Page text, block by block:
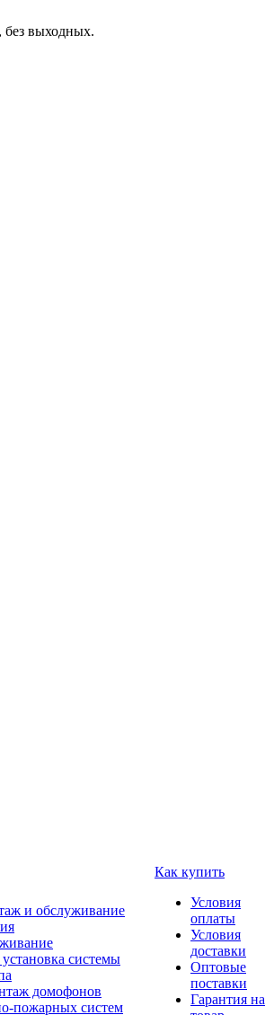
без выходных.
и обслуживание
системы
домофонов
пожарных систем
Как купить
Условия
оплаты
Условия
доставки
Оптовые
поставки
Гарантия на